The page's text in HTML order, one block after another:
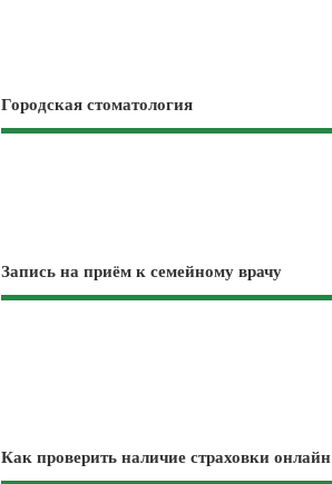
Городская стоматология
Запись на приём к семейному врачу
Как проверить наличие страховки онлайн